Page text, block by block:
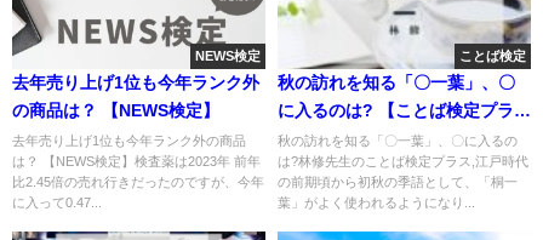
NEWS検定
去年売り上げ1位も今年ランク外
の商品は？ 【NEWS検定】
去年売り上げ1位も今年ランク外の商品
は？ 【NEWS検定】検査薬は2023年 前年
比2.45倍の売れ行きだったのですが、今年
に入って0.47...
ことば検定
秋の訪れを知る「〇一葉」、〇
に入るのは? 【ことば検定プラ
ス】
秋の訪れを知る「〇一葉」、〇に入るの
は?林修先生のことば検定プラス,江戸時代
の前期頃から初秋の季語として、「桐一
葉」がよく使われるようになり...